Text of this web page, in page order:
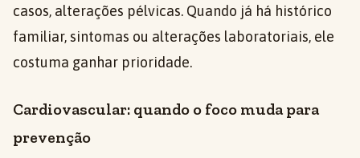
casos, alterações pélvicas. Quando já há histórico
familiar, sintomas ou alterações laboratoriais, ele
costuma ganhar prioridade.
Cardiovascular: quando o foco muda para
prevenção